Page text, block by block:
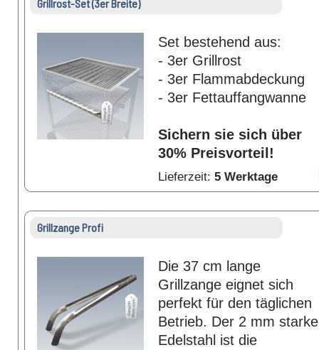
Grillrost-Set (3er Breite)
Set bestehend aus:
- 3er Grillrost
- 3er Flammabdeckung
- 3er Fettauffangwanne
Sichern sie sich über
30% Preisvorteil!
Lieferzeit: 5 Werktage
Grillzange Profi
Die 37 cm lange
Grillzange eignet sich
perfekt für den täglichen
Betrieb. Der 2 mm starke
Edelstahl ist die